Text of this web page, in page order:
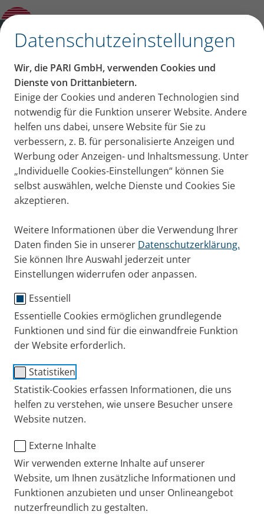
Datenschutzeinstellungen
Wir, die PARI GmbH, verwenden Cookies und
Dienste von Drittanbietern.
Einige der Cookies und anderen Technologien sind
notwendig für die Funktion unserer Website. Andere
helfen uns dabei, unsere Website für Sie zu
verbessern, z. B. für personalisierte Anzeigen und
Werbung oder Anzeigen- und Inhaltsmessung. Unter
„Individuelle Cookies-Einstellungen“ können Sie
selbst auswählen, welche Dienste und Cookies Sie
akzeptieren.
Weitere Informationen über die Verwendung Ihrer
Daten finden Sie in unserer Datenschutzerklärung.
Sie können Ihre Auswahl jederzeit unter
Einstellungen widerrufen oder anpassen.
Essentiell
Essentielle Cookies ermöglichen grundlegende
Funktionen und sind für die einwandfreie Funktion
der Website erforderlich.
Statistiken
Statistik-Cookies erfassen Informationen, die uns
helfen zu verstehen, wie unsere Besucher unsere
Website nutzen.
Externe Inhalte
Wir verwenden externe Inhalte auf unserer
Website, um Ihnen zusätzliche Informationen und
Funktionen anzubieten und unser Onlineangebot
nutzerfreundlich zu gestalten.
Inhalation bei Kindern
Rezidivierende
Atemwegsinfekte –
Diagnostik und Therapie
Inhalt auf dieser Seite
Was ist ein primärer Immundefekt (PID)?
Wie häufig sind primäre Immundefekte?
Klinische Evaluation und Diagnose eines
Immundefekts
Therapie bei Patienten mit gewöhnlichem
variablem Immundefekt (CVID)
Inhalation isotoner Salzlösungen zur
Verbeugung rezidivierender
Inhalation von hypertoner
Kochsalzlösung zur Sekretolyse
Darauf kommt es bei der Ver­ordnung des
Inhalations­geräts an
Inhalationstherapie bei gängigen
Atemwegserkrankungen
Fazit:
Kinder erleben durchschnittlich 6-8
Atemwegsinfektionen im Jahr, sodass diese der
Hauptgrund für Konsultationen in der Arztpraxis
sind. Wann sollte man als behandelnder Arzt an
denken, und wie erfolgt in einem solchen Fall die
Diagnostik? Was kann man zur Vorbeugung und
Behandlung häufiger Infekte mit oder ohne
Immundefekt tun? Diesen Fragen gingen Prof. Dr.
PARI Akademie vom 29.11.2023 auf den Grund.
Was ist ein primärer
Immundefekt (PID)?